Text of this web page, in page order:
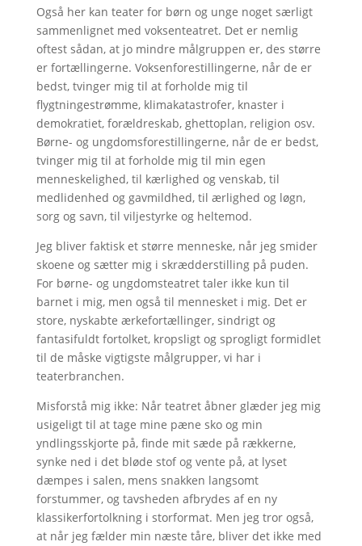
Også her kan teater for børn og unge noget særligt
sammenlignet med voksenteatret. Det er nemlig
oftest sådan, at jo mindre målgruppen er, des større
er fortællingerne. Voksenforestillingerne, når de er
bedst, tvinger mig til at forholde mig til
flygtningestrømme, klimakatastrofer, knaster i
demokratiet, forældreskab, ghettoplan, religion osv.
Børne- og ungdomsforestillingerne, når de er bedst,
tvinger mig til at forholde mig til min egen
menneskelighed, til kærlighed og venskab, til
medlidenhed og gavmildhed, til ærlighed og løgn,
sorg og savn, til viljestyrke og heltemod.
Jeg bliver faktisk et større menneske, når jeg smider
skoene og sætter mig i skrædderstilling på puden.
For børne- og ungdomsteatret taler ikke kun til
barnet i mig, men også til mennesket i mig. Det er
store, nyskabte ærkefortællinger, sindrigt og
fantasifuldt fortolket, kropsligt og sprogligt formidlet
til de måske vigtigste målgrupper, vi har i
teaterbranchen.
Misforstå mig ikke: Når teatret åbner glæder jeg mig
usigeligt til at tage mine pæne sko og min
yndlingsskjorte på, finde mit sæde på rækkerne,
synke ned i det bløde stof og vente på, at lyset
dæmpes i salen, mens snakken langsomt
forstummer, og tavsheden afbrydes af en ny
klassikerfortolkning i storformat. Men jeg tror også,
at når jeg fælder min næste tåre, bliver det ikke med